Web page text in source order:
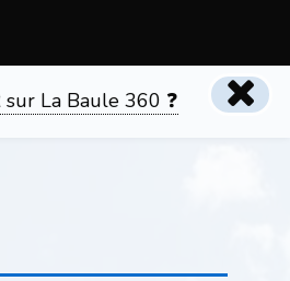
La Baule 360 ❓